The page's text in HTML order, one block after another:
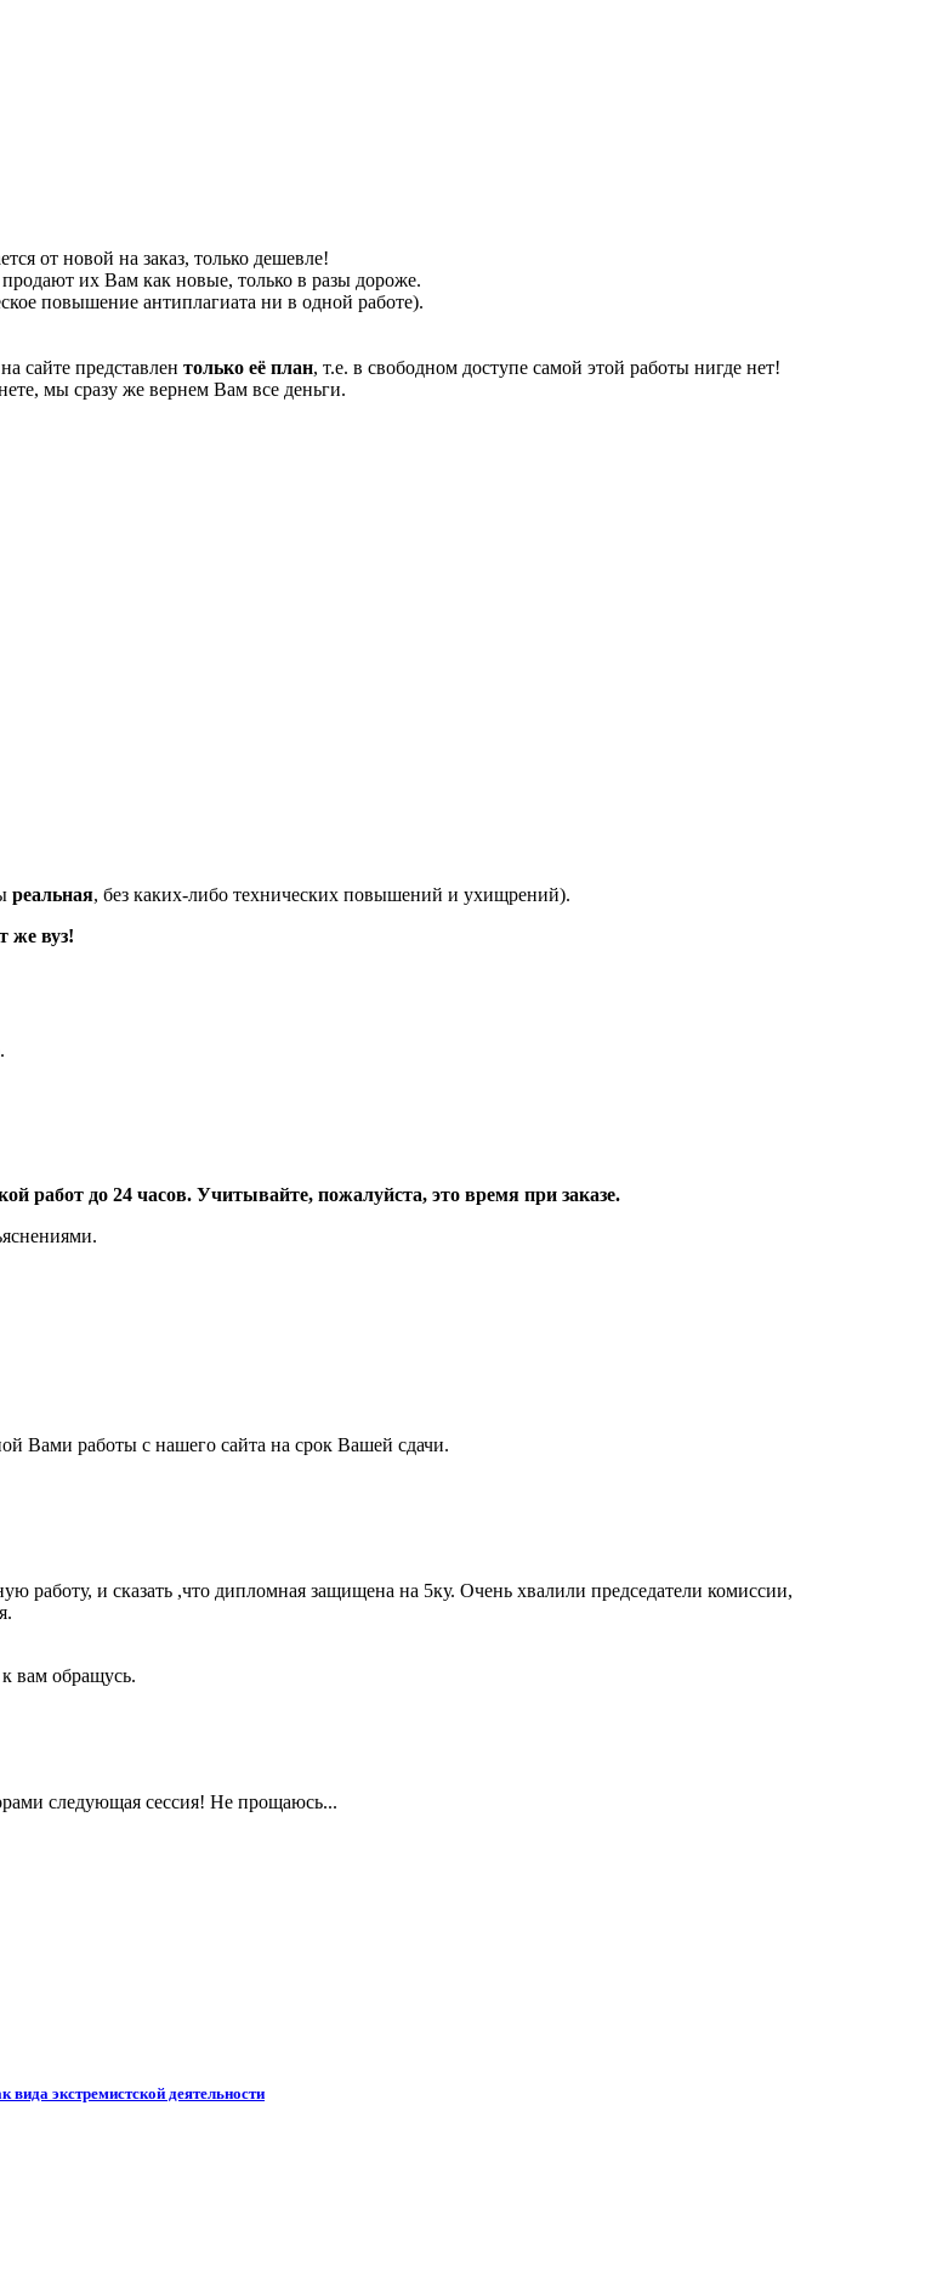
от новой на заказ, только дешевле!
их Вам как новые, только в разы дороже.
повышение антиплагиата ни в одной работе).
сайте представлен только её план, т.е. в свободном доступе самой этой работы нигде нет!
мы сразу же вернем Вам все деньги.
реальная, без каких-либо технических повышений и ухищрений).
же вуз!
работ до 24 часов. Учитывайте, пожалуйста, это время при заказе.
Вами работы с нашего сайта на срок Вашей сдачи.
работу, и сказать ,что дипломная защищена на 5ку. Очень хвалили председатели комиссии,
вам обращусь.
следующая сессия! Не прощаюсь...
вида экстремистской деятельности